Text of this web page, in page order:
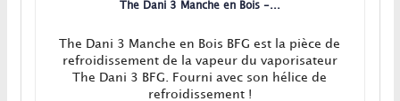
The Dani 3 Manche en Bois -...
The Dani 3 Manche en Bois BFG est la pièce de
refroidissement de la vapeur du vaporisateur
The Dani 3 BFG. Fourni avec son hélice de
refroidissement !